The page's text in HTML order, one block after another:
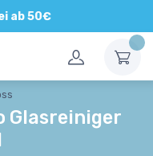
ab 50€
Beratung
Glasreiniger